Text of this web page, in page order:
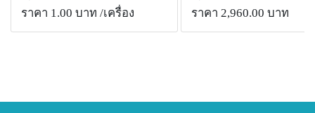
ราคา 1.00 บาท /เครื่อง ราคา 2,960.00 บาท